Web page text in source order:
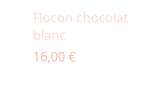
Aperçu rapide
Flocon chocolat
blanc
Prix
16,00 €